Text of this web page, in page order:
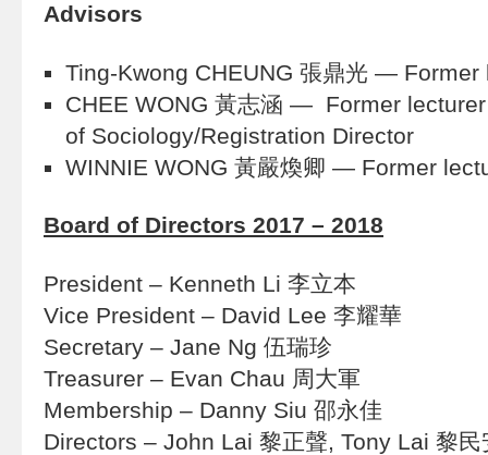
Advisors
Ting-Kwong CHEUNG 張鼎光 —
CHEE WONG 黃志涵 — Former lecturer
of Sociology/Registration Director
WINNIE WONG 黃嚴煥卿 — Former
Board of Directors 2017 – 2018
President – Kenneth Li 李立本
Vice President – David Lee 李耀華
Secretary – Jane Ng 伍瑞珍
Treasurer – Evan Chau 周大軍
Membership – Danny Siu 邵永佳
Directors – John Lai 黎正聲, Tony Lai 黎